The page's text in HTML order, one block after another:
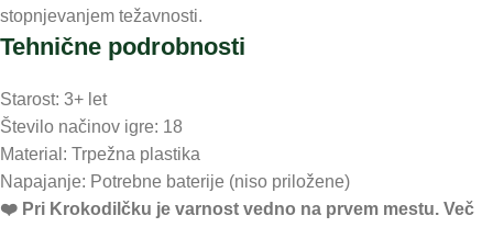
stopnjevanjem težavnosti.
Tehnične podrobnosti
Starost: 3+ let
Število načinov igre: 18
Material: Trpežna plastika
Napajanje: Potrebne baterije (niso priložene)
❤️ ️Pri Krokodilčku je varnost vedno na prvem mestu. Več